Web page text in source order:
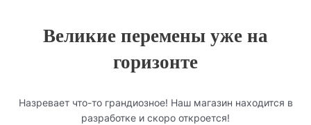
Великие перемены уже на
горизонте
Назревает что-то грандиозное! Наш магазин находится в
разработке и скоро откроется!